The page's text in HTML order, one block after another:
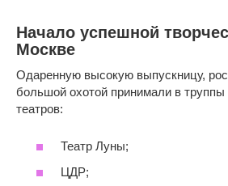
Начало успешной
Москве
Одаренную высокую выпускницу,
большой охотой принимали в труппы
театров:
Театр Луны;
ЦДР;